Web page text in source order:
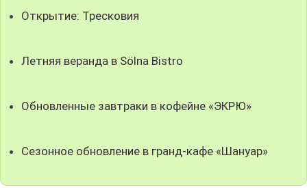
Открытие: Тресковия
Летняя веранда в Sölna Bistro
Обновленные завтраки в кофейне «ЭКРЮ»
Сезонное обновление в гранд-кафе «Шануар»